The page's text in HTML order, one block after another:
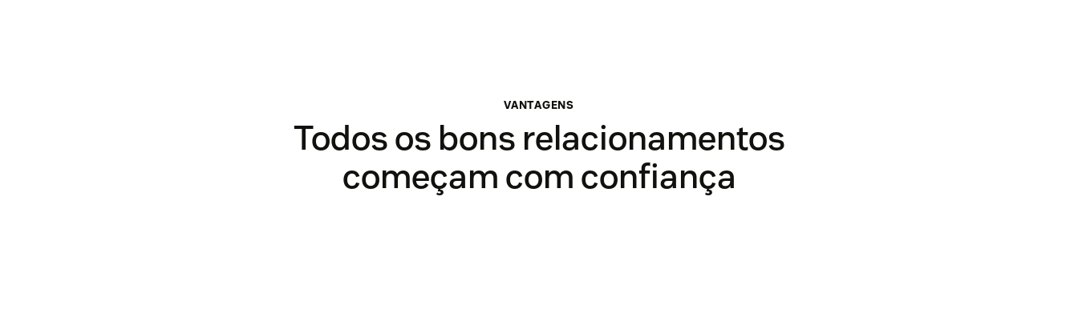
VANTAGENS
Todos os bons relacionamentos
começam com confiança